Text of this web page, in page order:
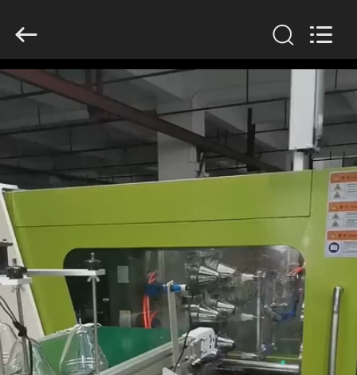
집
제
품
우
리
에
관
한
Guangzhou
Packing
Co.,Ltd..
Rights